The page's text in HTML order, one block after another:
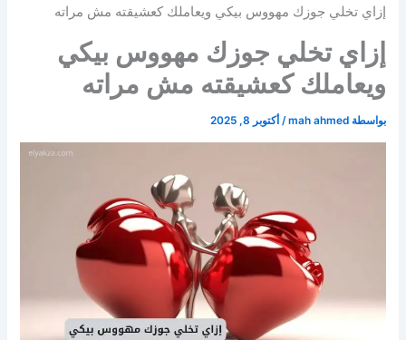
إزاي تخلي جوزك مهووس بيكي ويعاملك كعشيقته مش مراته
إزاي تخلي جوزك مهووس بيكي
ويعاملك كعشيقته مش مراته
بواسطة mah ahmed
/ أكتوبر 8, 2025